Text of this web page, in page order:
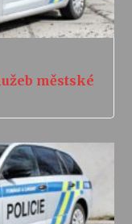
městské